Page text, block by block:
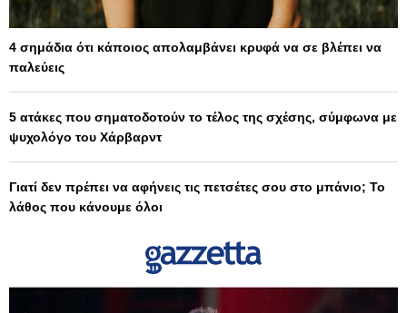
4 σημάδια ότι κάποιος απολαμβάνει κρυφά να σε βλέπει να
παλεύεις
5 ατάκες που σηματοδοτούν το τέλος της σχέσης, σύμφωνα με
ψυχολόγο του Χάρβαρντ
Γιατί δεν πρέπει να αφήνεις τις πετσέτες σου στο μπάνιο; Το
λάθος που κάνουμε όλοι